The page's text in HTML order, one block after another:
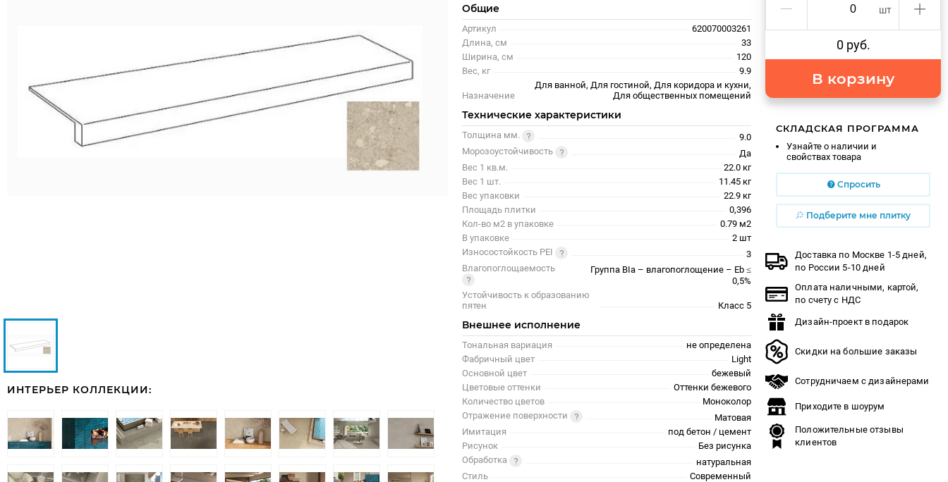
ИНТЕРЬЕР КОЛЛЕКЦИИ:
Общие
Артикул
620070003261
Длина, см
33
Ширина, см
120
Вес, кг
9.9
Назначение
Для ванной, Для гостиной, Для коридора и кухни,
Для общественных помещений
Технические характеристики
Толщина мм.
9.0
Морозоустойчивость
Да
Вес 1 кв.м.
22.0 кг
Вес 1 шт.
11.45 кг
Вес упаковки
22.9 кг
Площадь плитки
0,396
Кол-во м2 в упаковке
0.79 м2
В упаковке
2 шт
Износостойкость PEI
3
Влагопоглощаемость
Группа BIa – влагопоглощение – Eb ≤
0,5%
Устойчивость к образованию
пятен
Класс 5
Внешнее исполнение
Тональная вариация
не определена
Фабричный цвет
Light
Основной цвет
бежевый
Цветовые оттенки
Оттенки бежевого
Количество цветов
Моноколор
Отражение поверхности
Матовая
Имитация
под бетон / цемент
Рисунок
Без рисунка
Обработка
натуральная
Стиль
Современный
шт
0 руб.
В корзину
СКЛАДСКАЯ ПРОГРАММА
Узнайте о наличии и
свойствах товара
Спросить
Подберите мне плитку
Доставка по Москве 1-5 дней,
по России 5-10 дней
Оплата наличными, картой,
по счету с НДС
Дизайн-проект в подарок
Скидки на большие заказы
Сотрудничаем с дизайнерами
Приходите в шоурум
Положительные отзывы
клиентов